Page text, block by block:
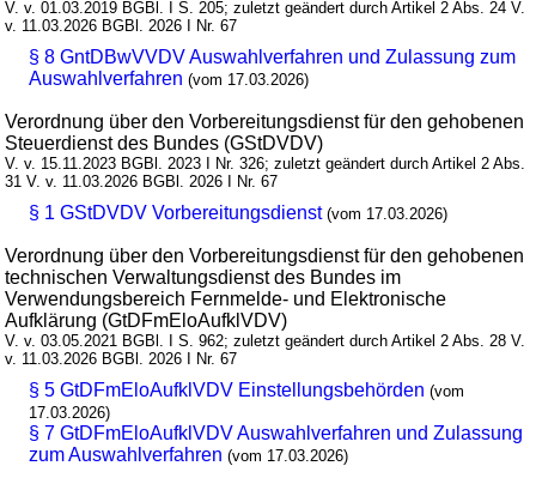
V. v. 01.03.2019 BGBl. I S. 205; zuletzt geändert durch Artikel 2 Abs. 24 V.
v. 11.03.2026 BGBl. 2026 I Nr. 67
§ 8 GntDBwVVDV Auswahlverfahren und Zulassung zum
Auswahlverfahren (vom 17.03.2026)
Verordnung über den Vorbereitungsdienst für den gehobenen
Steuerdienst des Bundes (GStDVDV)
V. v. 15.11.2023 BGBl. 2023 I Nr. 326; zuletzt geändert durch Artikel 2 Abs.
31 V. v. 11.03.2026 BGBl. 2026 I Nr. 67
§ 1 GStDVDV Vorbereitungsdienst (vom 17.03.2026)
Verordnung über den Vorbereitungsdienst für den gehobenen
technischen Verwaltungsdienst des Bundes im
Verwendungsbereich Fernmelde- und Elektronische
Aufklärung (GtDFmEloAufklVDV)
V. v. 03.05.2021 BGBl. I S. 962; zuletzt geändert durch Artikel 2 Abs. 28 V.
v. 11.03.2026 BGBl. 2026 I Nr. 67
§ 5 GtDFmEloAufklVDV Einstellungsbehörden (vom
17.03.2026)
§ 7 GtDFmEloAufklVDV Auswahlverfahren und Zulassung
zum Auswahlverfahren (vom 17.03.2026)